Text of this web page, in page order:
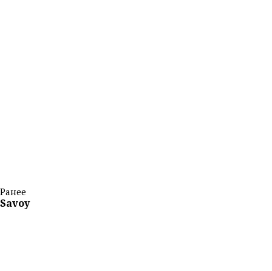
Ранее
Savoy